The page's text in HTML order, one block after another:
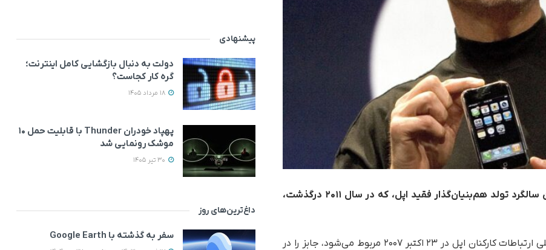
بایگانی استیو جابز (SJA) به مناسبت هفتادمین سالگرد تولد هم‌بنیان‌گذار فقید اپل، که در سال ۲۰۱۱ درگذشت،
، این ویدیو که به یک جلسه داخلی ارتباطات کارکنان اپل در ۲۳ اکتبر ۲۰۰۷ مربوط می‌شود، جابز را در
پیشنهادی
دولت به دنبال بازگشایی کامل اینترنت؛
گره کار کجاست؟
پهپاد خودران Thunder با قابلیت حمل ۱۰
موشک رونمایی شد
داغ‌ترین‌های روز
سفر به گذشته با Google Earth